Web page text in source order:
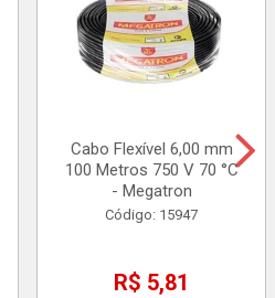
Cabo Flexível 6,00 mm
100 Metros 750 V 70 °C
- Megatron
Código: 15947
R$ 5,81